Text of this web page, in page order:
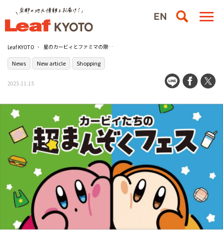
Leaf KYOTO 星のカービィとファミマの限定フェス『カービィたちの超まんぞくフェス』が開催中！
News New article Shopping
2025.11.15